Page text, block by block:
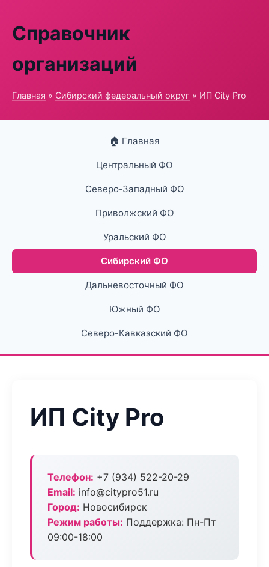
Справочник
организаций
Главная » Сибирский федеральный округ » ИП City Pro
🏠 Главная
Центральный ФО
Северо-Западный ФО
Приволжский ФО
Уральский ФО
Сибирский ФО
Дальневосточный ФО
Южный ФО
Северо-Кавказский ФО
ИП City Pro
Телефон: +7 (934) 522-20-29
Email: info@citypro51.ru
Город: Новосибирск
Режим работы: Поддержка: Пн-Пт
09:00-18:00